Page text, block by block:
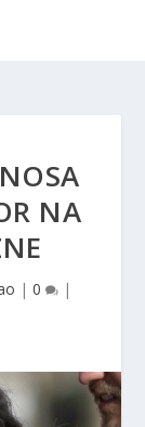
NA
| 0 |